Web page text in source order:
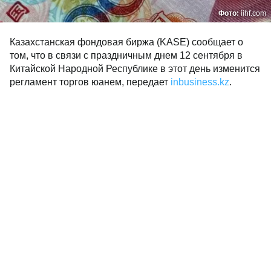
Фото:iihf.com
Казахстанская фондовая биржа (KASE) сообщает о
том, что в связи с праздничным днем 12 сентября в
Китайской Народной Республике в этот день изменится
регламент торгов юанем, передает inbusiness.kz.